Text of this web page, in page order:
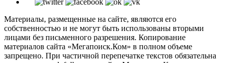
Материалы, размещенные на сайте, являются его
собственностью и не могут быть использованы вторыми
лицами без письменного разрешения. Копирование
материалов сайта «Мегапоиск.Ком» в полном объеме
запрещено. При частичной перепечатке текстов обязательна